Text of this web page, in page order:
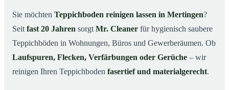
Mertingen?
So funktioniert’s
Sie möchten Teppichboden reinigen lassen in Mertingen?
Seit fast 20 Jahren sorgt Mr. Cleaner für hygienisch saubere
Teppichböden in Wohnungen, Büros und Gewerberäumen. Ob
Laufspuren, Flecken, Verfärbungen oder Gerüche – wir
reinigen Ihren Teppichboden fasertief und materialgerecht.